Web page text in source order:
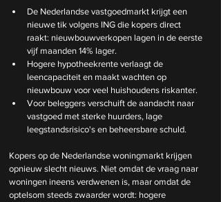
De Nederlandse vastgoedmarkt krijgt een
nieuwe tik volgens ING die kopers direct
raakt: nieuwbouwverkopen lagen in de eerste
vijf maanden 14% lager.
Hogere hypotheekrente verlaagt de
leencapaciteit en maakt wachten op
nieuwbouw voor veel huishoudens riskanter.
Voor beleggers verschuift de aandacht naar
vastgoed met sterke huurders, lage
leegstandsrisico's en beheersbare schuld.
Kopers op de Nederlandse woningmarkt krijgen
opnieuw slecht nieuws. Niet omdat de vraag naar
woningen ineens verdwenen is, maar omdat de
optelsom steeds zwaarder wordt: hogere